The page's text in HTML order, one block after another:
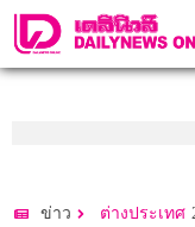
ข่าว ต่างประเทศ